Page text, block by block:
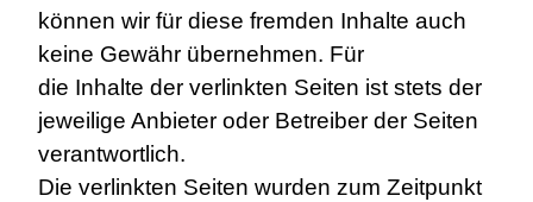
können wir für diese fremden Inhalte auch
keine Gewähr übernehmen. Für
die Inhalte der verlinkten Seiten ist stets der
jeweilige Anbieter oder Betreiber der Seiten
verantwortlich.
Die verlinkten Seiten wurden zum Zeitpunkt